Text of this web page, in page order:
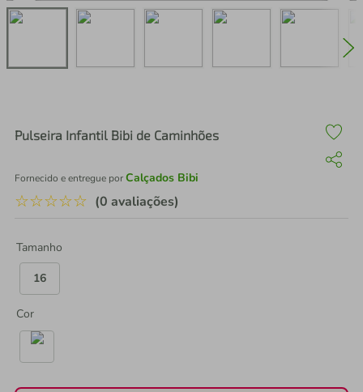
Pulseira Infantil Bibi de Caminhões
Fornecido e entregue porCalçados Bibi
☆☆☆☆☆ (0 avaliações)
Tamanho
16
Cor
perfume